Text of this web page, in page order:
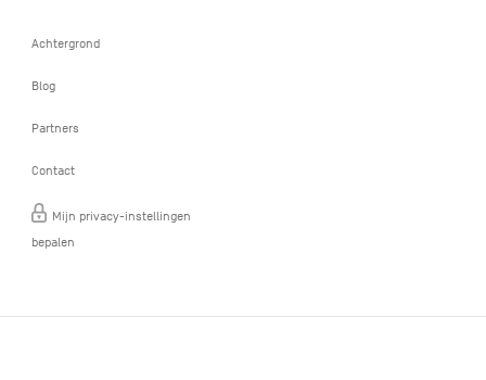
Achtergrond
Blog
Partners
Contact
Mijn privacy-instellingen
bepalen